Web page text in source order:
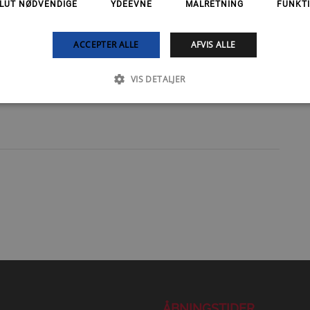
NØDVENDIGE YDEEVNE MÅLRETNING
ACCEPTER ALLE AFVIS ALLE
VIS DETALJER